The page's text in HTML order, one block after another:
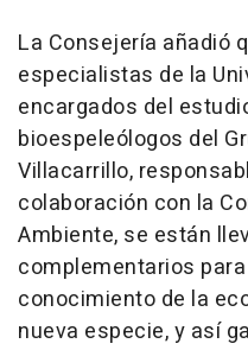
La Consejería añadió
especialistas de la
encargados del
bioespeleólogos del
Villacarrillo,
colaboración con la
Ambiente, se están
complementarios
conocimiento de la
nueva especie, y así